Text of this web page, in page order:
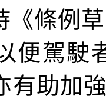
《條例
便駕駛
有助加